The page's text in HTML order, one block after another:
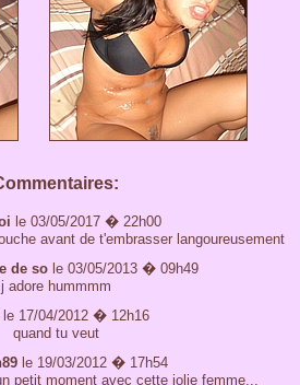
le 03/05/2017 � 22h00
avant de t'embrasser langoureusement
de so le 03/05/2013 � 09h49
j adore hummmm
le 17/04/2012 � 12h16
quand tu veut
le 19/03/2012 � 17h54
petit moment avec cette jolie femme...